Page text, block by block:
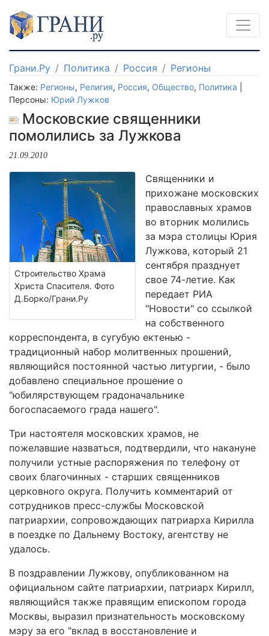
Грани.Ру Политика Россия Регионы
Также: Регионы, Религия, Россия, Общество, Политика
Персоны: Юрий Лужков
Московские священники
помолились за Лужкова
21.09.2010
Строительство Храма
Христа Спасителя. Фото
Д.Борко/Грани.Ру
Священники и
прихожане московских
православных храмов
во вторник молились
за мэра столицы Юрия
Лужкова, который 21
сентября празднует
свое 74-летие. Как
передает РИА
"Новости" со ссылкой
на собственного
корреспондента, в сугубую ектенью -
традиционный набор молитвенных прошений,
являющийся постоянной частью литургии, - было
добавлено специальное прошение о
"юбилярствующем градоначальнике
богоспасаемого града нашего".
Три настоятеля московских храмов, не
пожелавшие назваться, подтвердили, что накануне
получили устные распоряжения по телефону от
своих благочинных - старших священников
церковного округа. Получить комментарий от
сотрудников пресс-службы Московской
патриархии, сопровождающих патриарха Кирилла
в поездке по Дальнему Востоку, агентству не
удалось.
В поздравлении Лужкову, опубликованном на
официальном сайте патриархии, патриарх Кирилл,
являющийся также правящим епископом города
Москвы, выразил признательность московскому
мэру за его "вклад в восстановление и